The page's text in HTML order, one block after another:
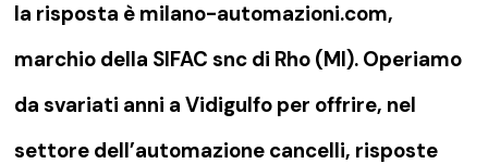
la risposta è milano-automazioni.com,
marchio della SIFAC snc di Rho (MI). Operiamo
da svariati anni a Vidigulfo per offrire, nel
settore dell’automazione cancelli, risposte